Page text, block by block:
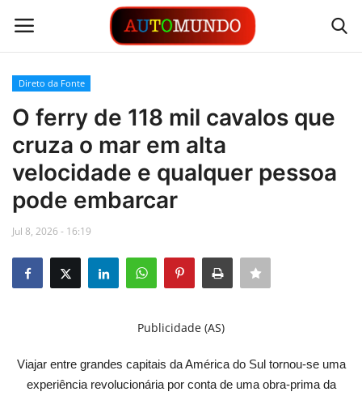
Login
Contato
Links
Busca Direta
Automóveis
English Portuguese
Direto da Fonte
O ferry de 118 mil cavalos que
cruza o mar em alta
velocidade e qualquer pessoa
pode embarcar
Jul 8, 2026 - 16:19
Publicidade (AS)
Viajar entre grandes capitais da América do Sul tornou-se uma
experiência revolucionária por conta de uma obra-prima da